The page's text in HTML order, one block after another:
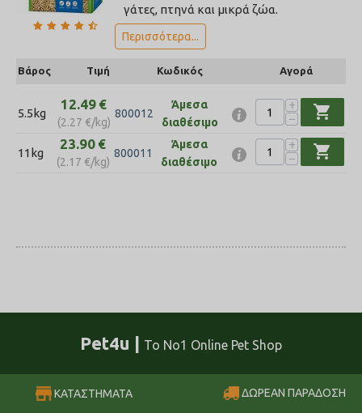
γάτες, πτηνά και μικρά ζώα.
Περισσότερα...
Βάρος Τιμή Κωδικός Αγορά
5.5kg
12.49 €
(2.27 €/kg)
800012
Άμεσα
διαθέσιμο
+
−
shopping_cart
11kg
23.90 €
(2.17 €/kg)
800011
Άμεσα
διαθέσιμο
+
−
shopping_cart
Pet4u | Το No1 Online Pet Shop
ΚΑΤΑΣΤΗΜΑΤΑ ΔΩΡΕΑΝ ΠΑΡΑΔΟΣΗ